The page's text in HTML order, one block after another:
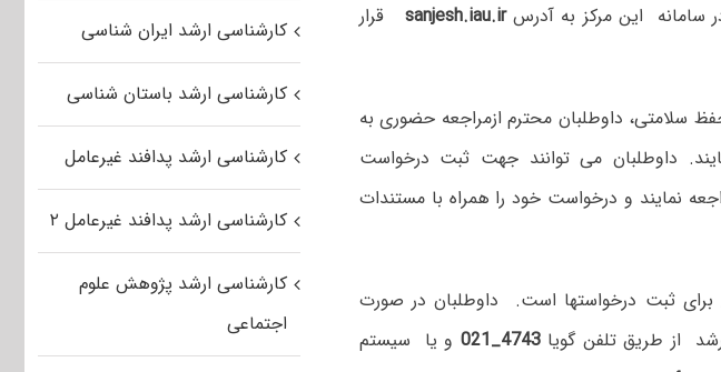
سامانه این مرکز به آدرسsanjesh.iau.ir قرار
سلامتی، داوطلبان محترم ازمراجعه حضوری به
داوطلبان می توانند جهت ثبت درخواست
نمایند و درخواست خود را همراه با مستندات
ثبت درخواستها است. داوطلبان در صورت
از طریق تلفن گویا4743_021
و یا سیستم
کارشناسی ارشد ایران شناسی
کارشناسی ارشد باستان شناسی
کارشناسی ارشد پدافند غیرعامل
کارشناسی ارشد پدافند غیرعامل ۲
کارشناسی ارشد پژوهش علوم
اجتماعی